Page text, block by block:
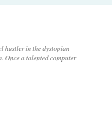
hustler in the dystopian
Once a talented computer